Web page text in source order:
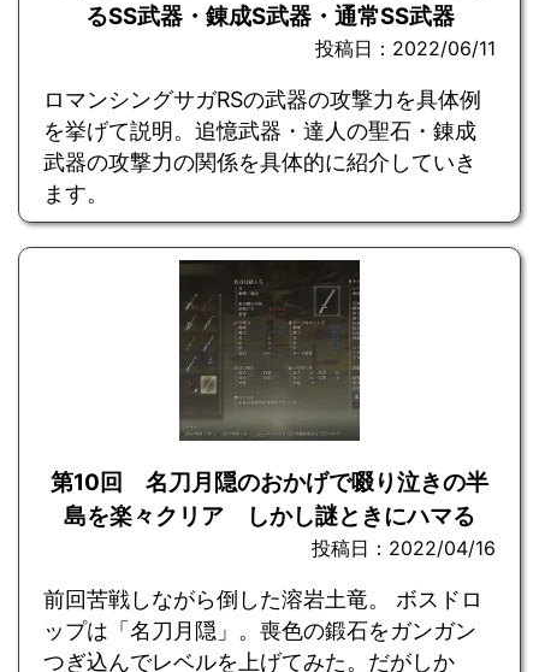
るSS武器・錬成S武器・通常SS武器
投稿日：2022/06/11
ロマンシングサガRSの武器の攻撃力を具体例
を挙げて説明。追憶武器・達人の聖石・錬成
武器の攻撃力の関係を具体的に紹介していき
ます。
第10回 名刀月隠のおかげで啜り泣きの半
島を楽々クリア しかし謎ときにハマる
投稿日：2022/04/16
前回苦戦しながら倒した溶岩土竜。 ボスドロ
ップは「名刀月隠」。喪色の鍛石をガンガン
つぎ込んでレベルを上げてみた。だがしか